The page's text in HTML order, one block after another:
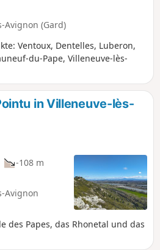
Avignon (Gard)
Ventoux, Dentelles, Luberon,
du-Pape, Villeneuve-lès-
in Villeneuve-lès-
-108 m
Avignon
des Papes, das Rhonetal und das